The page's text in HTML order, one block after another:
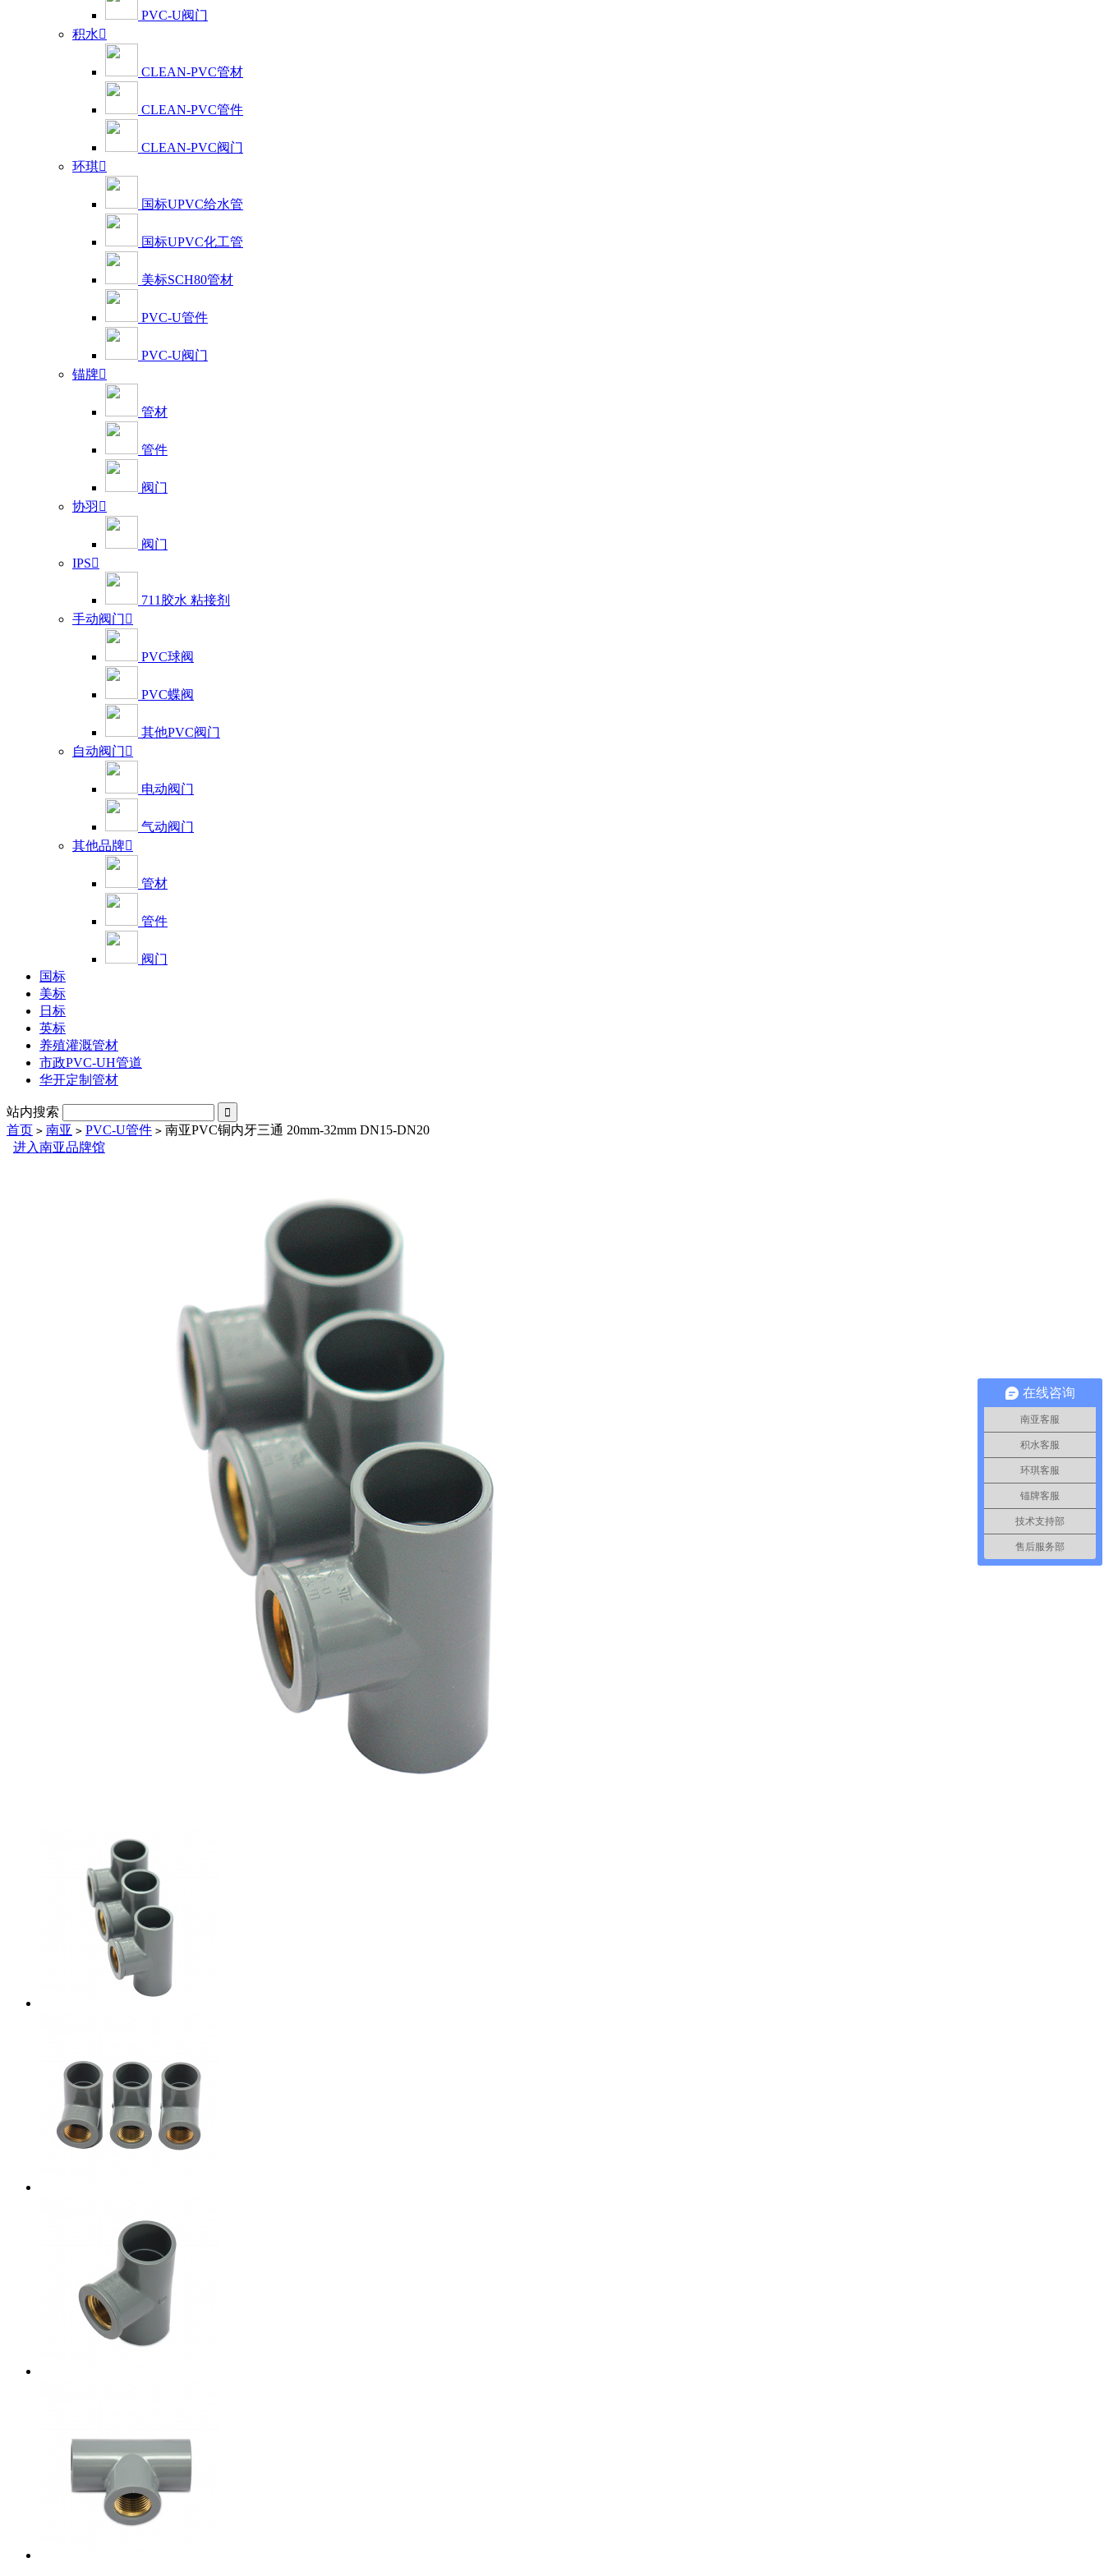
PVC-U阀门
积水
CLEAN-PVC管材
CLEAN-PVC管件
CLEAN-PVC阀门
环琪
国标UPVC给水管
国标UPVC化工管
美标SCH80管材
PVC-U管件
PVC-U阀门
锚牌
管材
管件
阀门
协羽 
阀门
IPS
711胶水 粘接剂
手动阀门 
PVC球阀
PVC蝶阀
其他PVC阀门
自动阀门 
电动阀门
气动阀门
其他品牌
管材
管件
阀门
国标
美标
日标
英标
养殖灌溉管材
市政PVC-UH管道
华开定制管材
站内搜索 
首页 > 南亚 > PVC-U管件 > 南亚PVC铜内牙三通 20mm-32mm DN15-DN20
进入南亚品牌馆
在线咨询
南亚客服
积水客服
环琪客服
锚牌客服
技术支持部
售后服务部